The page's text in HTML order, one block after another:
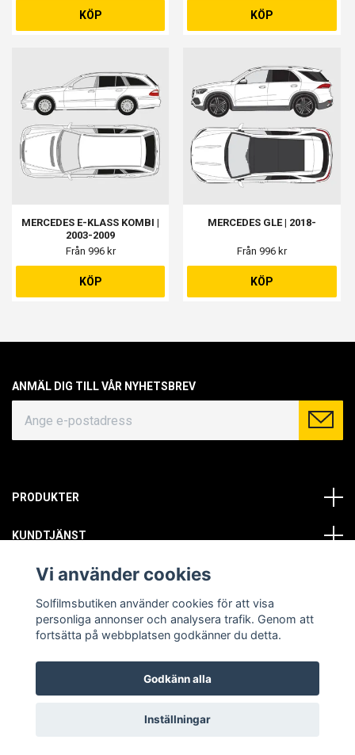
KÖP KÖP
MERCEDES E-KLASS KOMBI |
2003-2009
Från 996 kr
KÖP
MERCEDES GLE | 2018-
Från 996 kr
KÖP
ANMÄL DIG TILL VÅR NYHETSBREV
PRODUKTER
KUNDTJÄNST
OM OSS
SOCIALA MEDIER
© Copyright 2026 Solfilmsbutiken. All rights reserved.
Vi använder cookies
Solfilmsbutiken använder cookies för att visa
personliga annonser och analysera trafik. Genom att
fortsätta på webbplatsen godkänner du detta.
Godkänn alla
Inställningar